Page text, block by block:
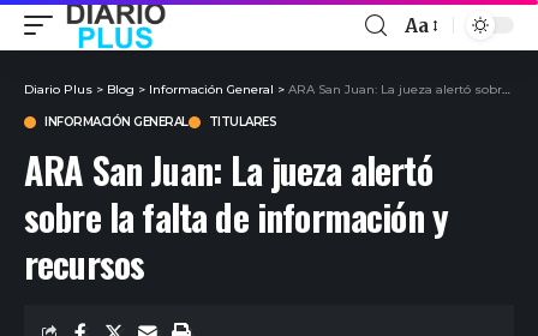
Aa
Diario Plus > Blog > Información General > ARA San Juan: La jueza alertó sobre la falta de información y recursos
INFORMACIÓN GENERAL TITULARES
ARA San Juan: La jueza alertó
sobre la falta de información y
recursos